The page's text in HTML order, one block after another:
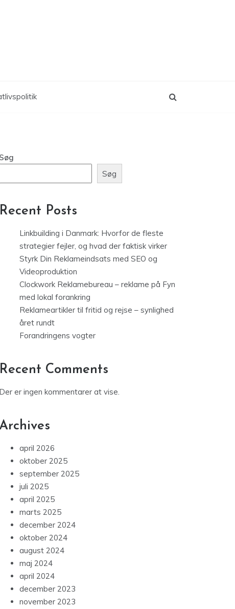
Søg
Søg
Recent Posts
Linkbuilding i Danmark: Hvorfor de fleste
strategier fejler, og hvad der faktisk virker
Styrk Din Reklameindsats med SEO og
Videoproduktion
Clockwork Reklamebureau – reklame på Fyn
med lokal forankring
Reklameartikler til fritid og rejse – synlighed
året rundt
Forandringens vogter
Recent Comments
Der er ingen kommentarer at vise.
april 2026
oktober 2025
september 2025
juli 2025
april 2025
marts 2025
december 2024
oktober 2024
august 2024
maj 2024
april 2024
december 2023
november 2023